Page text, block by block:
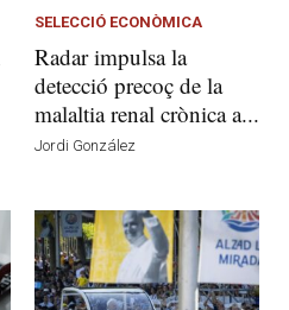
SELECCIÓ ECONÒMICA
Radar impulsa la
detecció precoç de la
malaltia renal crònica a...
Jordi González